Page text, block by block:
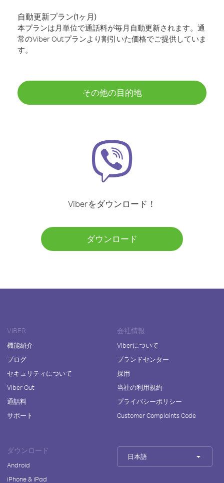
自動更新プラン(1ヶ月)
本プランは月単位で通話料が毎月自動更新されます。通
常のViber Outプランより割引いた価格でご提供していま
す。
その他の目的地
Viberをダウンロード！
ダウンロード
VIBER
機能紹介
ブログ
セキュリティについて
Viber Out
通話料
サポート
会社情報
Viberについて
ブランドセンター
採用
当社の利用規約
プライバシーポリシー
Customer Complaints Code
ダウンロード
Android
iPhone & iPad
日本語